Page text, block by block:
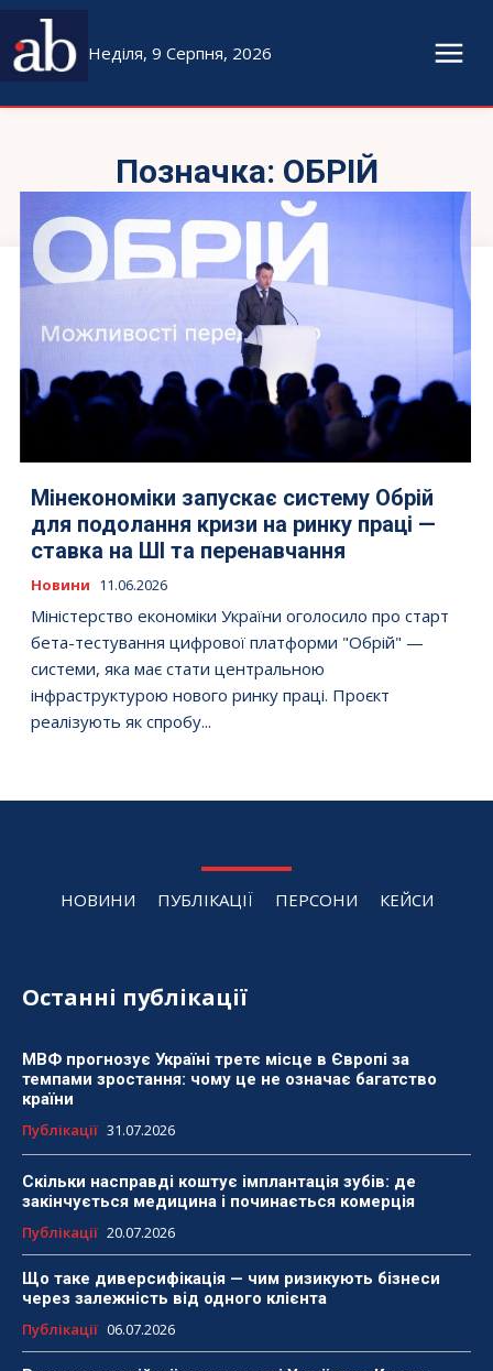
Неділя, 9 Серпня, 2026
Позначка: ОБРІЙ
Мінекономіки запускає систему Обрій
для подолання кризи на ринку праці —
ставка на ШІ та перенавчання
Новини 11.06.2026
Міністерство економіки України оголосило про старт
бета-тестування цифрової платформи "Обрій" —
системи, яка має стати центральною
інфраструктурою нового ринку праці. Проєкт
реалізують як спробу...
НОВИНИ ПУБЛІКАЦІЇ ПЕРСОНИ КЕЙСИ
Останні публікації
МВФ прогнозує Україні третє місце в Європі за
темпами зростання: чому це не означає багатство
країни
Публікації 31.07.2026
Скільки насправді коштує імплантація зубів: де
закінчується медицина і починається комерція
Публікації 20.07.2026
Що таке диверсифікація — чим ризикують бізнеси
через залежність від одного клієнта
Публікації 06.07.2026